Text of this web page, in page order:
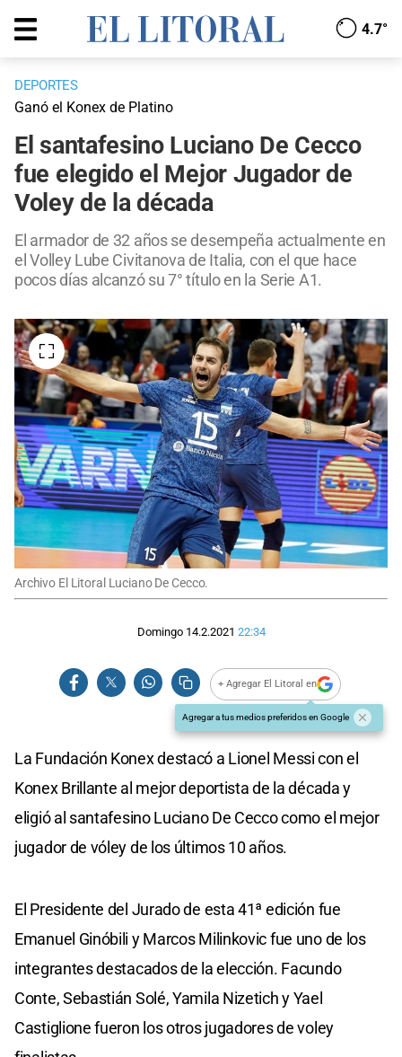
4.7°
DEPORTES
Ganó el Konex de Platino
El santafesino Luciano De Cecco
fue elegido el Mejor Jugador de
Voley de la década
El armador de 32 años se desempeña actualmente en
el Volley Lube Civitanova de Italia, con el que hace
pocos días alcanzó su 7° título en la Serie A1.
Archivo El Litoral Luciano De Cecco.
Domingo 14.2.2021 22:34
+ Agregar El Litoral en
Agregar a tus medios preferidos en Google
La Fundación Konex destacó a Lionel Messi con el
Konex Brillante al mejor deportista de la década y
eligió al santafesino Luciano De Cecco como el mejor
jugador de vóley de los últimos 10 años.
El Presidente del Jurado de esta 41ª edición fue
Emanuel Ginóbili y Marcos Milinkovic fue uno de los
integrantes destacados de la elección. Facundo
Conte, Sebastián Solé, Yamila Nizetich y Yael
Castiglione fueron los otros jugadores de voley